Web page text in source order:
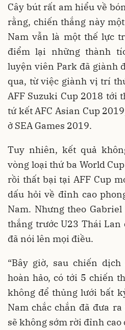
Cây bút rất am hiểu về
rằng, chiến thắng này
Nam vẫn là một thế lực
điểm lại những thành
luyện viên Park đã giành
qua, từ việc giành vị trí
AFF Suzuki Cup 2018 tới
tứ kết AFC Asian Cup
ở SEA Games 2019.
Tuy nhiên, kết quả
vòng loại thứ ba World
rồi thất bại tại AFF Cup
dấu hỏi về đỉnh cao
Nam. Nhưng theo
thắng trước U23 Thái
đã nói lên mọi điều.
“Bây giờ, sau chiến dịch
hoàn hảo, có tới 5 chiến
không để thủng lưới bất
Nam chắc chắn đã đưa
sẽ không sớm rời đỉnh cao